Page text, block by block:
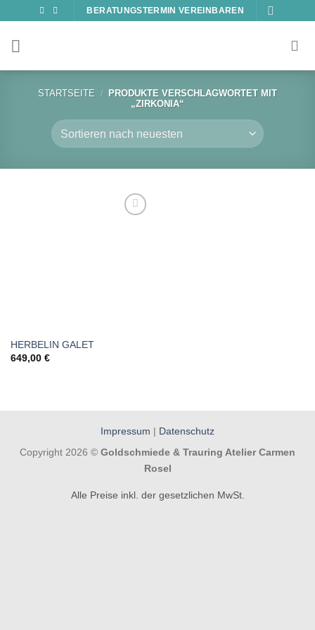
springen
BERATUNGSTERMIN VEREINBAREN
STARTSEITE /
PRODUKTE VERSCHLAGWORTET MIT
„ZIRKONIA“
HERBELIN GALET
649,00 €
Impressum | Datenschutz
Copyright 2026 © Goldschmiede & Trauring Atelier Carmen
Rosel
Alle Preise inkl. der gesetzlichen MwSt.